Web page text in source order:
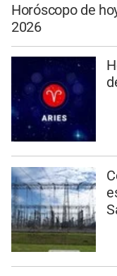
Horóscopo de
2026